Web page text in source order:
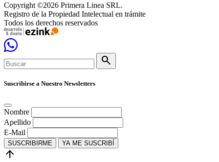
Copyright ©2026 Primera Linea SRL.
Registro de la Propiedad Intelectual en trámite
Todos los derechos reservados
search
Suscribirse a Nuestro Newsletters
Nombre
Apellido
E-Mail
SUSCRIBIRME YA ME SUSCRIBÍ
arrow_upward